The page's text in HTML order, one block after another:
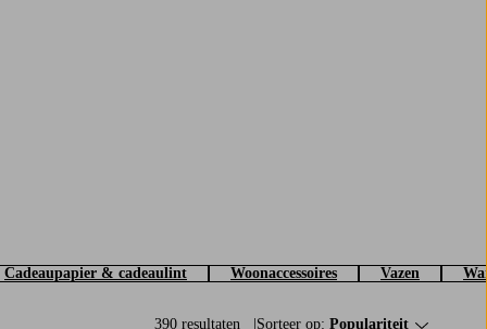
Cadeaupapier & cadeaulint Woonaccessoires Vazen
390 resultaten Sorteer op: Populariteit